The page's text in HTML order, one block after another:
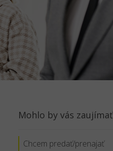
Mohlo by vás zaujímať
Chcem predať/prenajať